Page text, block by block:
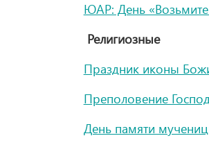
ЮАР: День
Религиозные
Праздник иконы
Преполовение
День памяти